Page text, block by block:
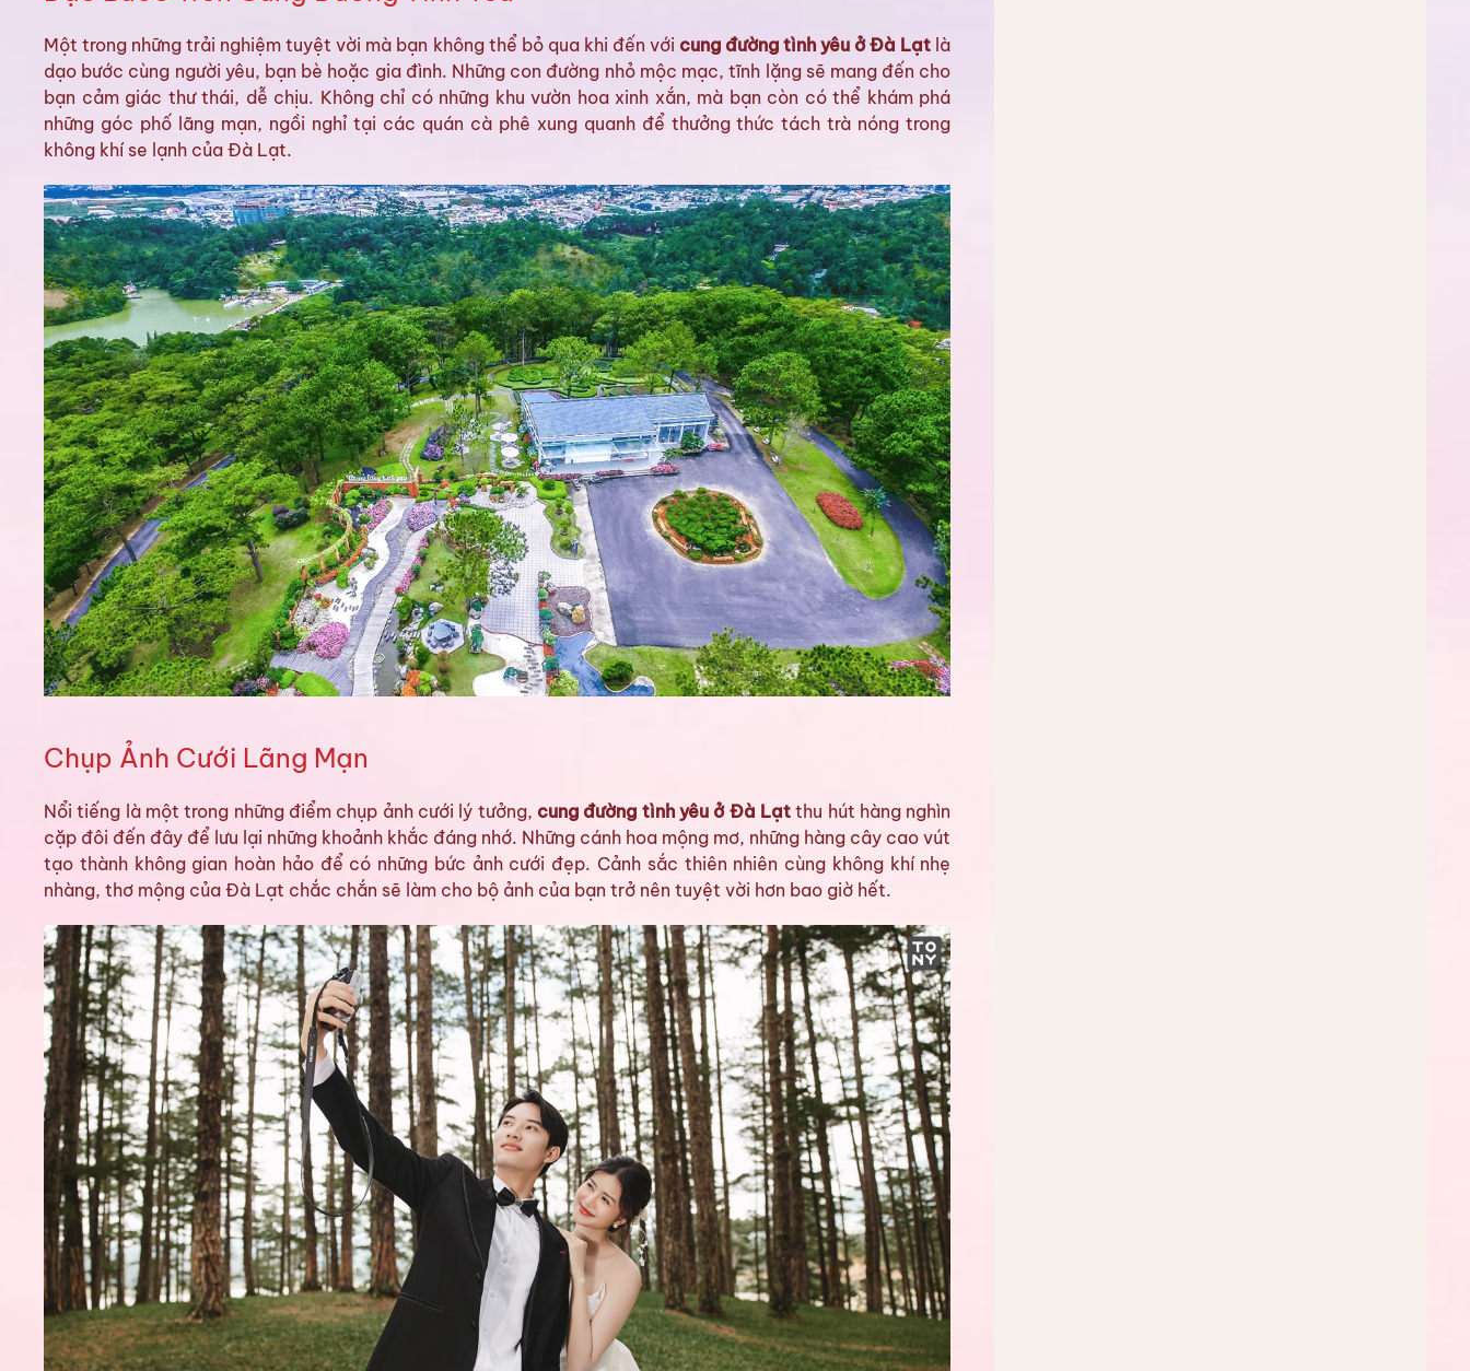
Một trong những trải nghiệm tuyệt vời mà bạn không thể bỏ qua khi đến với cung đường tình yêu ở Đà Lạt là
dạo bước cùng người yêu, bạn bè hoặc gia đình. Những con đường nhỏ mộc mạc, tĩnh lặng sẽ mang đến cho
bạn cảm giác thư thái, dễ chịu. Không chỉ có những khu vườn hoa xinh xắn, mà bạn còn có thể khám phá
những góc phố lãng mạn, ngồi nghỉ tại các quán cà phê xung quanh để thưởng thức tách trà nóng trong
không khí se lạnh của Đà Lạt.
Chụp Ảnh Cưới Lãng Mạn
Nổi tiếng là một trong những điểm chụp ảnh cưới lý tưởng, cung đường tình yêu ở Đà Lạt thu hút hàng nghìn
cặp đôi đến đây để lưu lại những khoảnh khắc đáng nhớ. Những cánh hoa mộng mơ, những hàng cây cao vút
tạo thành không gian hoàn hảo để có những bức ảnh cưới đẹp. Cảnh sắc thiên nhiên cùng không khí nhẹ
nhàng, thơ mộng của Đà Lạt chắc chắn sẽ làm cho bộ ảnh của bạn trở nên tuyệt vời hơn bao giờ hết.